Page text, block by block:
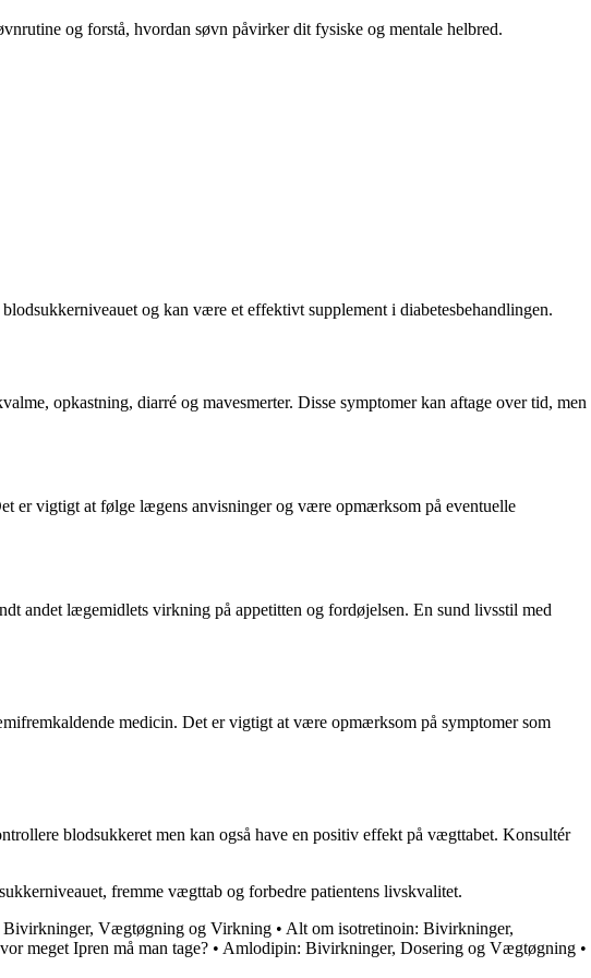
og forstå, hvordan søvn påvirker dit fysiske og mentale helbred.
og kan være et effektivt supplement i diabetesbehandlingen.
opkastning, diarré og mavesmerter. Disse symptomer kan aftage over tid, men
er vigtigt at følge lægens anvisninger og være opmærksom på eventuelle
andet lægemidlets virkning på appetitten og fordøjelsen. En sund livsstil med
medicin. Det er vigtigt at være opmærksom på symptomer som
blodsukkeret men kan også have en positiv effekt på vægttabet. Konsultér
fremme vægttab og forbedre patientens livskvalitet.
Bivirkninger, Vægtøgning og Virkning • Alt om isotretinoin: Bivirkninger,
meget Ipren må man tage? • Amlodipin: Bivirkninger, Dosering og Vægtøgning •